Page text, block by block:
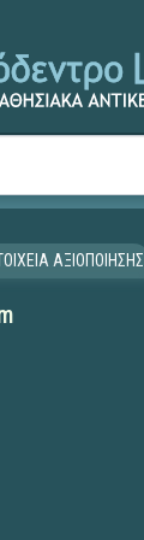
ΑΞΙΟΠΟΙΗΣΗΣ